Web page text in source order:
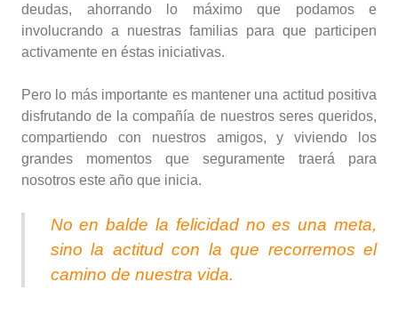
deudas, ahorrando lo máximo que podamos e
involucrando a nuestras familias para que participen
activamente en éstas iniciativas.
Pero lo más importante es mantener una actitud positiva
disfrutando de la compañía de nuestros seres queridos,
compartiendo con nuestros amigos, y viviendo los
grandes momentos que seguramente traerá para
nosotros este año que inicia.
No en balde la felicidad no es una meta,
sino la actitud con la que recorremos el
camino de nuestra vida.